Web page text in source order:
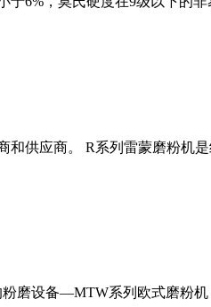
供应商。 R系列雷蒙磨粉机
磨设备—MTW系列欧式磨粉